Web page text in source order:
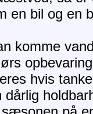
en bil og en
komme
hvis
dårlig